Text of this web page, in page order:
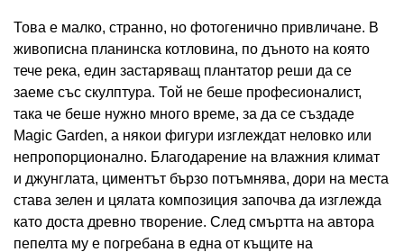
Това е малко, странно, но фотогенично привличане. В
живописна планинска котловина, по дъното на която
тече река, един застаряващ плантатор реши да се
заеме със скулптура. Той не беше професионалист,
така че беше нужно много време, за да се създаде
Magic Garden, а някои фигури изглеждат неловко или
непропорционално. Благодарение на влажния климат
и джунглата, циментът бързо потъмнява, дори на места
става зелен и цялата композиция започва да изглежда
като доста древно творение. След смъртта на автора
пепелта му е погребана в една от къщите на